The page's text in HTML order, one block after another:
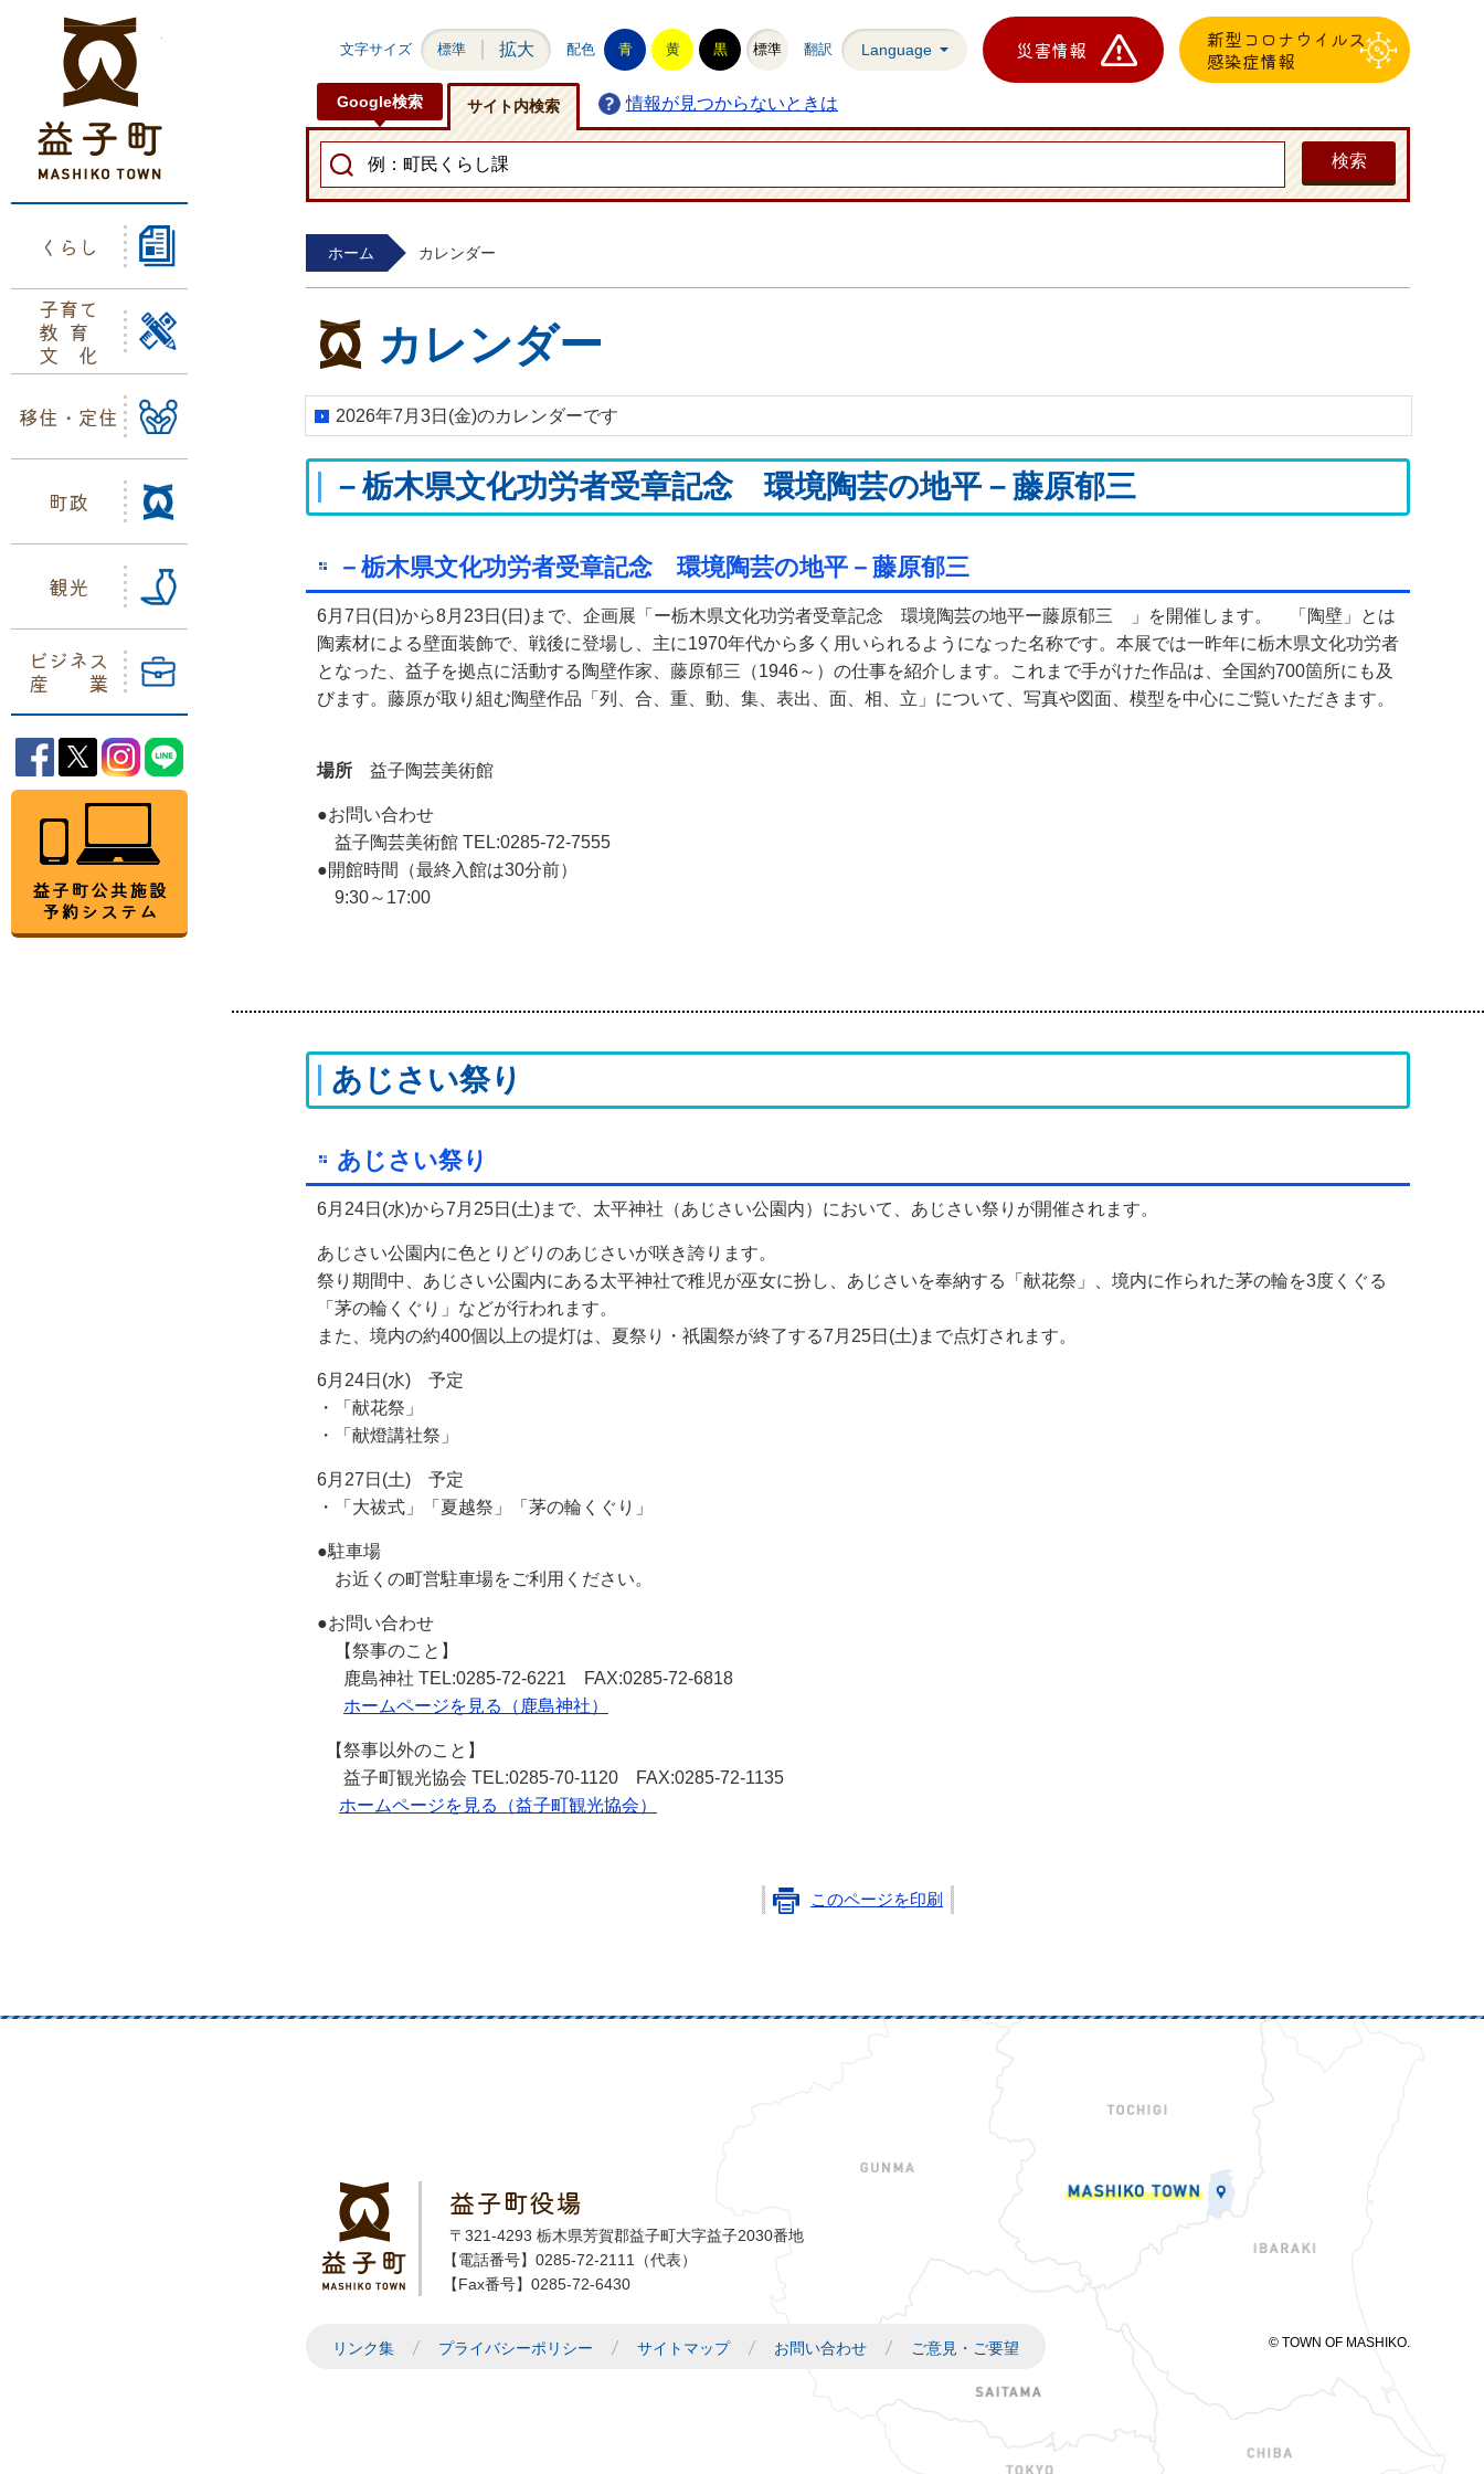
くらし
子育て
教育
文化
移住・定住
町政
観光
ビジネス
産業
益子町Facebook
益子町Twitter
益子町Instagram
益子町公共施設予約システム
文字サイズ 標準 拡大 配色 青 黄 黒 標準 翻訳 Language 災害情報
新型コロナウイルス
感染症情報
Google検索 サイト内検索 情報が見つからないときは
ホーム カレンダー
カレンダー
2026年7月3日(金)のカレンダーです
－栃木県文化功労者受章記念 環境陶芸の地平－藤原郁三
－栃木県文化功労者受章記念 環境陶芸の地平－藤原郁三
6月7日(日)から8月23日(日)まで、企画展「ー栃木県文化功労者受章記念 環境陶芸の地平ー藤原郁三 」を開催します。 「陶壁」とは
陶素材による壁面装飾で、戦後に登場し、主に1970年代から多く用いられるようになった名称です。本展では一昨年に栃木県文化功労者
となった、益子を拠点に活動する陶壁作家、藤原郁三（1946～）の仕事を紹介します。これまで手がけた作品は、全国約700箇所にも及
びます。藤原が取り組む陶壁作品「列、合、重、動、集、表出、面、相、立」について、写真や図面、模型を中心にご覧いただきます。
場所 益子陶芸美術館
●お問い合わせ
益子陶芸美術館 TEL:0285-72-7555
●開館時間（最終入館は30分前）
9:30～17:00
あじさい祭り
あじさい祭り
6月24日(水)から7月25日(土)まで、太平神社（あじさい公園内）において、あじさい祭りが開催されます。
あじさい公園内に色とりどりのあじさいが咲き誇ります。
祭り期間中、あじさい公園内にある太平神社で稚児が巫女に扮し、あじさいを奉納する「献花祭」、境内に作られた茅の輪を3度くぐる
「茅の輪くぐり」などが行われます。
また、境内の約400個以上の提灯は、夏祭り・祇園祭が終了する7月25日(土)まで点灯されます。
6月24日(水) 予定
・「献花祭」
・「献燈講社祭」
6月27日(土) 予定
・「大祓式」「夏越祭」「茅の輪くぐり」
●駐車場
お近くの町営駐車場をご利用ください。
●お問い合わせ
【祭事のこと】
鹿島神社 TEL:0285-72-6221 FAX:0285-72-6818
ホームページを見る（鹿島神社）
【祭事以外のこと】
益子町観光協会 TEL:0285-70-1120 FAX:0285-72-1135
ホームページを見る（益子町観光協会）
このページを印刷
益子町
益子町役場
〒321-4293 栃木県芳賀郡益子町大字益子2030番地
【電話番号】0285-72-2111（代表）
【Fax番号】0285-72-6430
リンク集 プライバシーポリシー サイトマップ お問い合わせ ご意見・ご要望 © TOWN OF MASHIKO.